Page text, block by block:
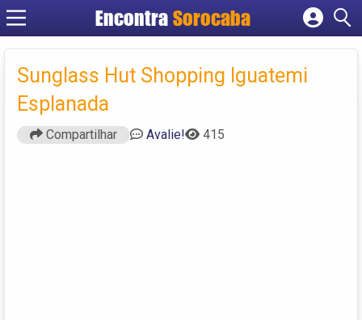
EncontraSorocaba
Cadastrar empresa
Criar conta
Sunglass Hut Shopping Iguatemi
Esplanada
Compartilhar Avalie! 415